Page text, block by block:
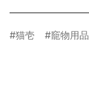
猫壱 竉物用品